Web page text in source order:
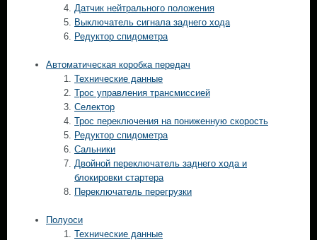
Датчик нейтрального положения
Выключатель сигнала заднего хода
Редуктор спидометра
Автоматическая коробка передач
Технические данные
Трос управления трансмиссией
Селектор
Трос переключения на пониженную скорость
Редуктор спидометра
Сальники
Двойной переключатель заднего хода и
блокировки стартера
Переключатель перегрузки
Полуоси
Технические данные